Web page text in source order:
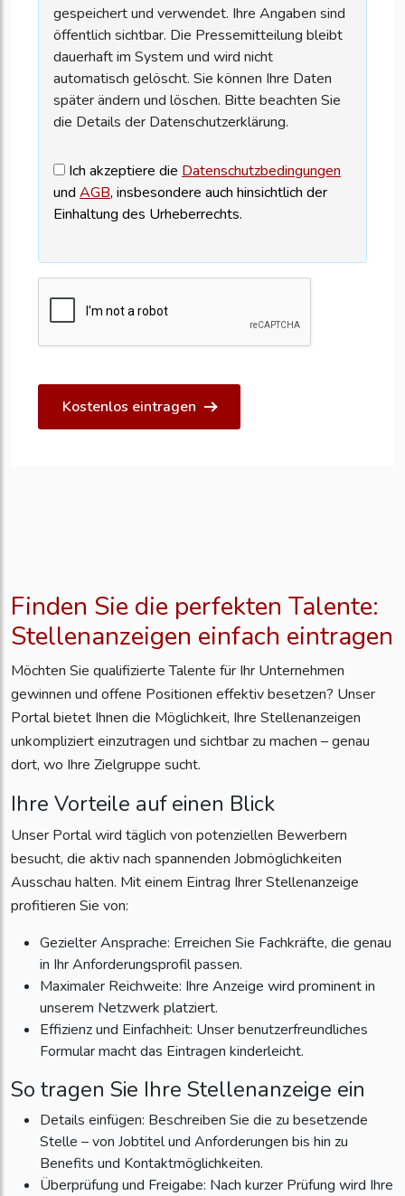
gespeichert und verwendet. Ihre Angaben sind
öffentlich sichtbar. Die Pressemitteilung bleibt
dauerhaft im System und wird nicht
automatisch gelöscht. Sie können Ihre Daten
später ändern und löschen. Bitte beachten Sie
die Details der Datenschutzerklärung.
Ich akzeptiere die Datenschutzbedingungen
und AGB, insbesondere auch hinsichtlich der
Einhaltung des Urheberrechts.
Kostenlos eintragen
Finden Sie die perfekten Talente:
Stellenanzeigen einfach eintragen
Möchten Sie qualifizierte Talente für Ihr Unternehmen
gewinnen und offene Positionen effektiv besetzen? Unser
Portal bietet Ihnen die Möglichkeit, Ihre Stellenanzeigen
unkompliziert einzutragen und sichtbar zu machen – genau
dort, wo Ihre Zielgruppe sucht.
Ihre Vorteile auf einen Blick
Unser Portal wird täglich von potenziellen Bewerbern
besucht, die aktiv nach spannenden Jobmöglichkeiten
Ausschau halten. Mit einem Eintrag Ihrer Stellenanzeige
profitieren Sie von:
Gezielter Ansprache: Erreichen Sie Fachkräfte, die genau
in Ihr Anforderungsprofil passen.
Maximaler Reichweite: Ihre Anzeige wird prominent in
unserem Netzwerk platziert.
Effizienz und Einfachheit: Unser benutzerfreundliches
Formular macht das Eintragen kinderleicht.
So tragen Sie Ihre Stellenanzeige ein
Details einfügen: Beschreiben Sie die zu besetzende
Stelle – von Jobtitel und Anforderungen bis hin zu
Benefits und Kontaktmöglichkeiten.
Überprüfung und Freigabe: Nach kurzer Prüfung wird Ihre